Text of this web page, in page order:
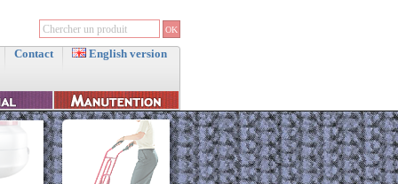
Contact English version